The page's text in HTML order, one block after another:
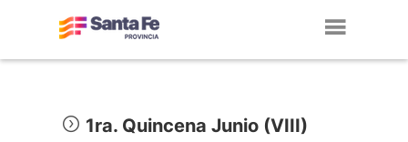
1ra. Quincena Junio (VIII)